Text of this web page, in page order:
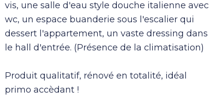
vis, une salle d'eau style douche italienne avec
wc, un espace buanderie sous l'escalier qui
dessert l'appartement, un vaste dressing dans
le hall d'entrée. (Présence de la climatisation)
Produit qualitatif, rénové en totalité, idéal
primo accèdant !